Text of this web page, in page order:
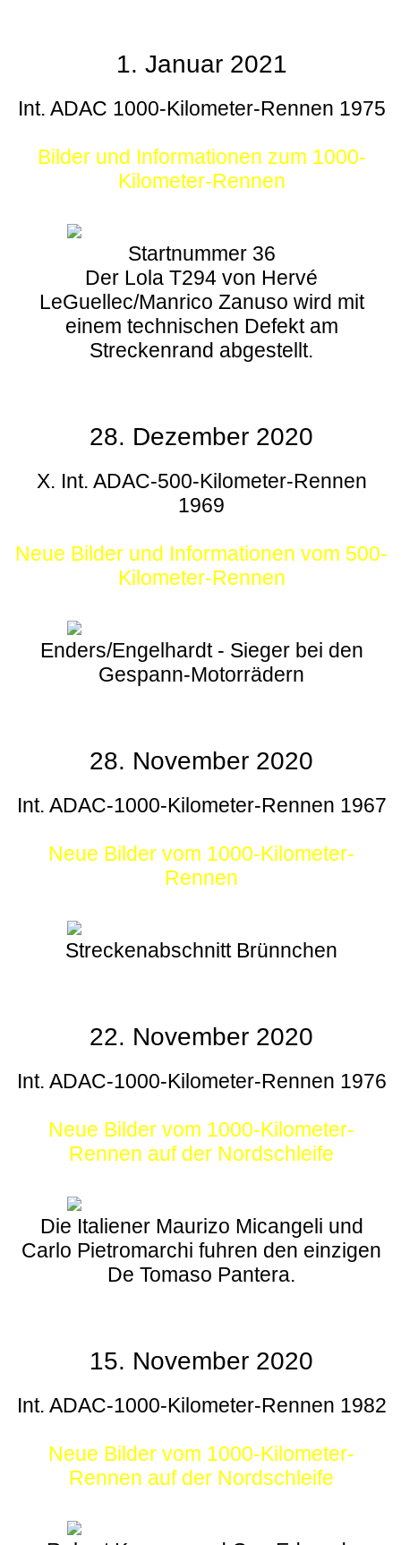
1. Januar 2021
Int. ADAC 1000-Kilometer-Rennen 1975
Bilder und Informationen zum 1000-
Kilometer-Rennen
Startnummer 36
Der Lola T294 von Hervé
LeGuellec/Manrico Zanuso wird mit
einem technischen Defekt am
Streckenrand abgestellt.
28. Dezember 2020
X. Int. ADAC-500-Kilometer-Rennen
1969
Neue Bilder und Informationen vom 500-
Kilometer-Rennen
Enders/Engelhardt - Sieger bei den
Gespann-Motorrädern
28. November 2020
Int. ADAC-1000-Kilometer-Rennen 1967
Neue Bilder vom 1000-Kilometer-
Rennen
Streckenabschnitt Brünnchen
22. November 2020
Int. ADAC-1000-Kilometer-Rennen 1976
Neue Bilder vom 1000-Kilometer-
Rennen auf der Nordschleife
Die Italiener Maurizo Micangeli und
Carlo Pietromarchi fuhren den einzigen
De Tomaso Pantera.
15. November 2020
Int. ADAC-1000-Kilometer-Rennen 1982
Neue Bilder vom 1000-Kilometer-
Rennen auf der Nordschleife